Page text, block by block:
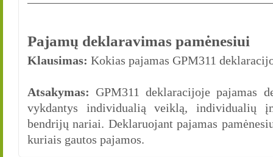
Pajamų deklaravimas pamėnesiui
Klausimas: Kokias pajamas GPM311
Atsakymas: GPM311 deklaracijoje pajamas
vykdantys individualią veiklą, individualių
bendrijų nariai. Deklaruojant pajamas
kuriais gautos pajamos.